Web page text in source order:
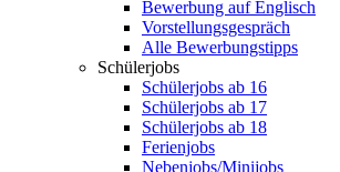
Bewerbung auf Englisch
Vorstellungsgespräch
Alle Bewerbungstipps
Schülerjobs
Schülerjobs ab 16
Schülerjobs ab 17
Schülerjobs ab 18
Ferienjobs
Nebenjobs/Minijobs